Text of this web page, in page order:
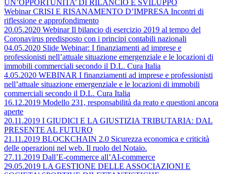
UN’OPPORTUNITA’ DI RILANCIO E SVILUPPO
Webinar CRISI E RISANAMENTO D’IMPRESA Incontri di
riflessione e approfondimento
20.05.2020 Webinar Il bilancio di esercizio 2019 al tempo del
Coronavirus predisposto con i principi contabili nazionali
04.05.2020 Slide Webinar: I finanziamenti ad imprese e
professionisti nell’attuale situazione emergenziale e le locazioni di
immobili commerciali secondo il D.L. Cura Italia
4.05.2020 WEBINAR I finanziamenti ad imprese e professionisti
nell’attuale situazione emergenziale e le locazioni di immobili
commerciali secondo il D.L. Cura Italia
16.12.2019 Modello 231, responsabilità da reato e questioni ancora
aperte
20.11.2019 I GIUDICI E LA GIUSTIZIA TRIBUTARIA: DAL
PRESENTE AL FUTURO
21.11.2019 BLOCKCHAIN 2.0 Sicurezza economica e criticità
delle operazioni nel web. Il ruolo del Notaio.
27.11.2019 Dall’E-commerce all’AI-commerce
29.05.2019 LA GESTIONE DELLE ASSOCIAZIONI E